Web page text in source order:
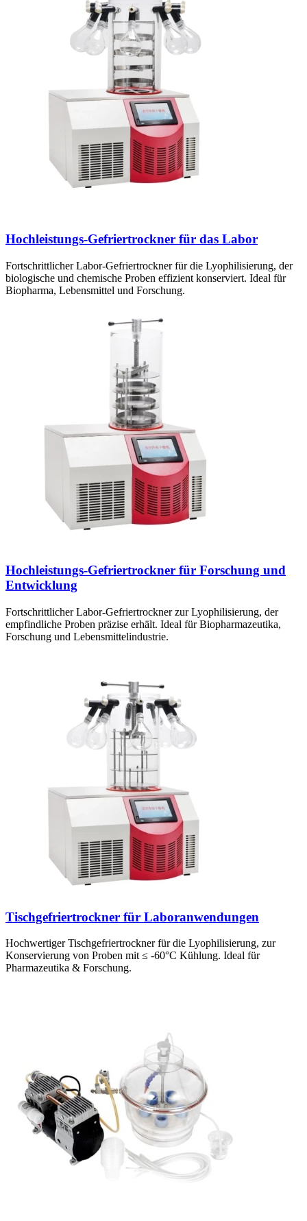
Hochleistungs-Gefriertrockner für das Labor
Fortschrittlicher Labor-Gefriertrockner für die Lyophilisierung, der
biologische und chemische Proben effizient konserviert. Ideal für
Biopharma, Lebensmittel und Forschung.
Hochleistungs-Gefriertrockner für Forschung und
Entwicklung
Fortschrittlicher Labor-Gefriertrockner zur Lyophilisierung, der
empfindliche Proben präzise erhält. Ideal für Biopharmazeutika,
Forschung und Lebensmittelindustrie.
Tischgefriertrockner für Laboranwendungen
Hochwertiger Tischgefriertrockner für die Lyophilisierung, zur
Konservierung von Proben mit ≤ -60°C Kühlung. Ideal für
Pharmazeutika & Forschung.